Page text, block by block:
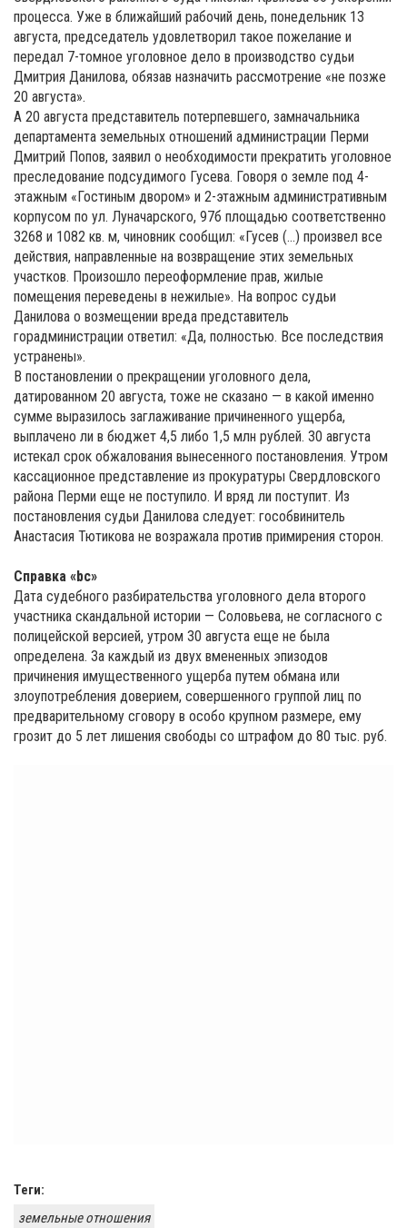
процесса. Уже в ближайший рабочий день, понедельник 13
августа, председатель удовлетворил такое пожелание и
передал 7-томное уголовное дело в производство судьи
Дмитрия Данилова, обязав назначить рассмотрение «не позже
20 августа».
А 20 августа представитель потерпевшего, замначальника
департамента земельных отношений администрации Перми
Дмитрий Попов, заявил о необходимости прекратить уголовное
преследование подсудимого Гусева. Говоря о земле под 4-
этажным «Гостиным двором» и 2-этажным административным
корпусом по ул. Луначарского, 97б площадью соответственно
3268 и 1082 кв. м, чиновник сообщил: «Гусев (…) произвел все
действия, направленные на возвращение этих земельных
участков. Произошло переоформление прав, жилые
помещения переведены в нежилые». На вопрос судьи
Данилова о возмещении вреда представитель
горадминистрации ответил: «Да, полностью. Все последствия
устранены».
В постановлении о прекращении уголовного дела,
датированном 20 августа, тоже не сказано — в какой именно
сумме выразилось заглаживание причиненного ущерба,
выплачено ли в бюджет 4,5 либо 1,5 млн рублей. 30 августа
истекал срок обжалования вынесенного постановления. Утром
кассационное представление из прокуратуры Свердловского
района Перми еще не поступило. И вряд ли поступит. Из
постановления судьи Данилова следует: гособвинитель
Анастасия Тютикова не возражала против примирения сторон.
Справка «bc»
Дата судебного разбирательства уголовного дела второго
участника скандальной истории — Соловьева, не согласного с
полицейской версией, утром 30 августа еще не была
определена. За каждый из двух вмененных эпизодов
причинения имущественного ущерба путем обмана или
злоупотребления доверием, совершенного группой лиц по
предварительному сговору в особо крупном размере, ему
грозит до 5 лет лишения свободы со штрафом до 80 тыс. руб.
Теги:
земельные отношения